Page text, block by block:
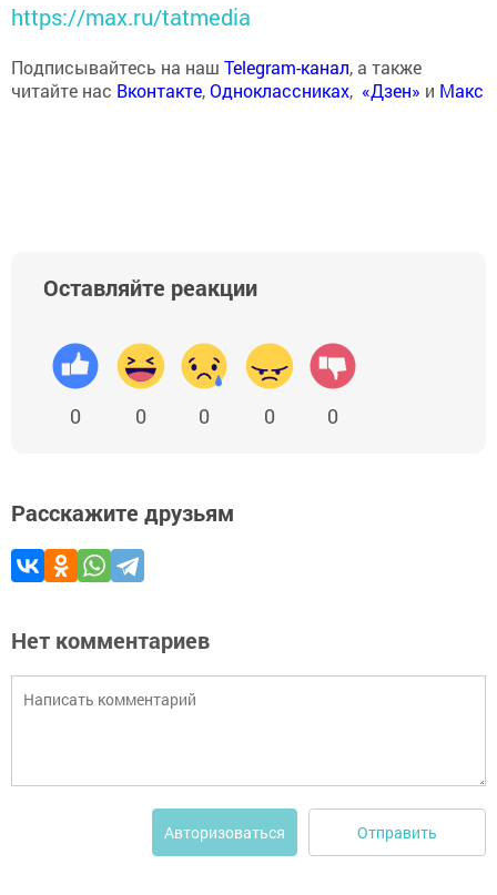
https://max.ru/tatmedia
Подписывайтесь на наш Telegram-канал, а также
читайте нас Вконтакте,Одноклассниках, «Дзен» и Макс
Оставляйте реакции
0 0 0 0 0
Расскажите друзьям
Нет комментариев
Авторизоваться Отправить